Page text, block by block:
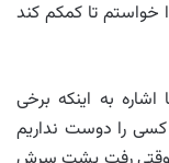
خواستم تا کمکم کند
اشاره به اینکه برخی
کسی را دوست نداریم